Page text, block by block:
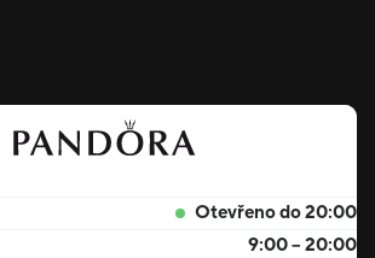
Otevřeno do 20:00
9:00 – 20:00